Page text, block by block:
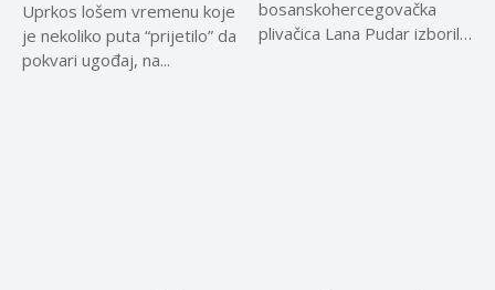
Uprkos lošem vremenu koje
je nekoliko puta “prijetilo” da
pokvari ugođaj, na...
bosanskohercegovačka
plivačica Lana Pudar izborila